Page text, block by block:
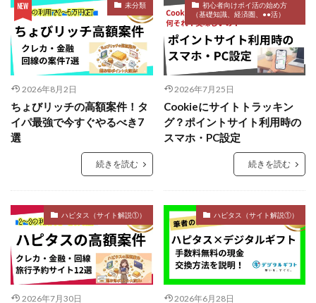
未分類
2026年8月2日
ちょびリッチの高額案件！タ
イパ最強で今すぐやるべき7
選
続きを読む
初心者向けポイ活の始め方
（基礎知識、経済圏、●●活）
2026年7月25日
Cookieにサイトトラッキン
グ？ポイントサイト利用時の
スマホ・PC設定
続きを読む
ハピタス（サイト解説①）
2026年7月30日
ハピタス（サイト解説①）
2026年6月28日